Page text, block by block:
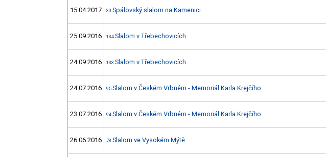
15.04.2017 30 Spálovský slalom na Kamenici
25.09.2016 134 Slalom v Třebechovicích
24.09.2016 133 Slalom v Třebechovicích
24.07.2016 95 Slalom v Českém Vrbném - Memoriál Karla Krejčího
23.07.2016 94 Slalom v Českém Vrbném - Memoriál Karla Krejčího
26.06.2016 78 Slalom ve Vysokém Mýtě